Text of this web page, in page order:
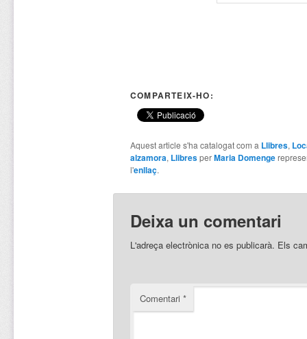
COMPARTEIX-HO:
Aquest article s'ha catalogat com a Llibres,
alzamora, LlibresperMaria Domenge
l'enllaç.
Deixa un comentari
L'adreça electrònica no es publicarà. Els
Comentari *